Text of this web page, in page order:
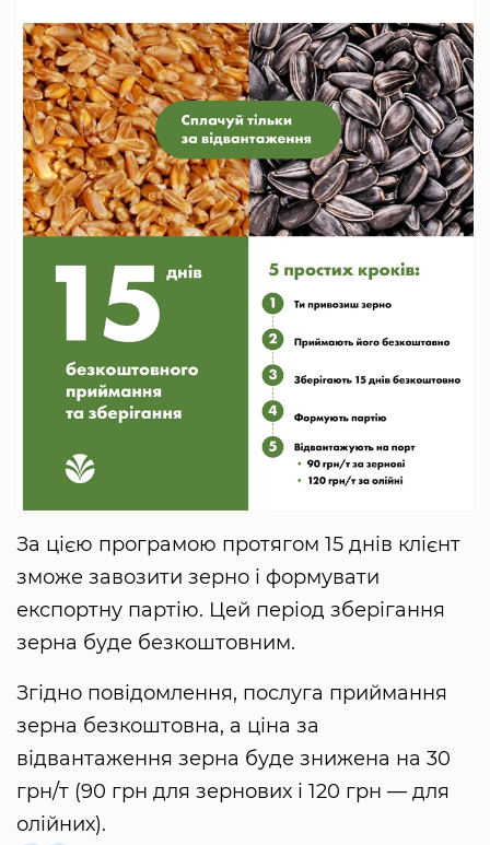
За цією програмою протягом 15 днів клієнт
зможе завозити зерно і формувати
експортну партію. Цей період зберігання
зерна буде безкоштовним.
Згідно повідомлення, послуга приймання
зерна безкоштовна, а ціна за
відвантаження зерна буде знижена на 30
грн/т (90 грн для зернових і 120 грн — для
олійних).